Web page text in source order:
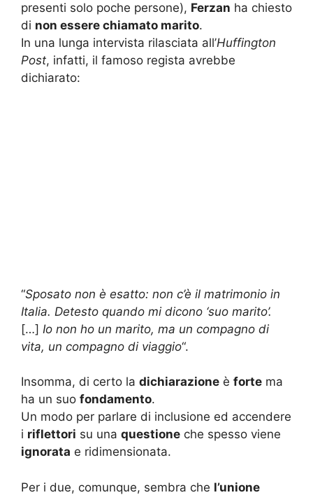
presenti solo poche persone), Ferzan ha chiesto
di non essere chiamato marito.
In una lunga intervista rilasciata all’Huffington
Post, infatti, il famoso regista avrebbe
dichiarato:
“Sposato non è esatto: non c’è il matrimonio in
Italia. Detesto quando mi dicono ‘suo marito’.
[…] Io non ho un marito, ma un compagno di
vita, un compagno di viaggio“.
Insomma, di certo la dichiarazione è forte ma
ha un suo fondamento.
Un modo per parlare di inclusione ed accendere
i riflettori su una questione che spesso viene
ignorata e ridimensionata.
Per i due, comunque, sembra che l’unione